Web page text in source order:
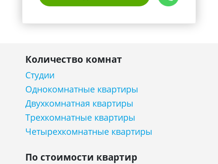
Количество комнат
Студии
Однокомнатные квартиры
Двухкомнатная квартиры
Трехкомнатные квартиры
Четырехкомнатные квартиры
По стоимости квартир